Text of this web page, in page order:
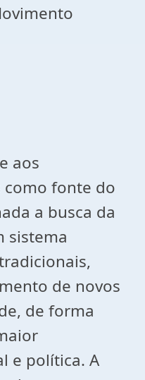
aos
como fonte do
a busca da
sistema
de novos
de forma
e política. A